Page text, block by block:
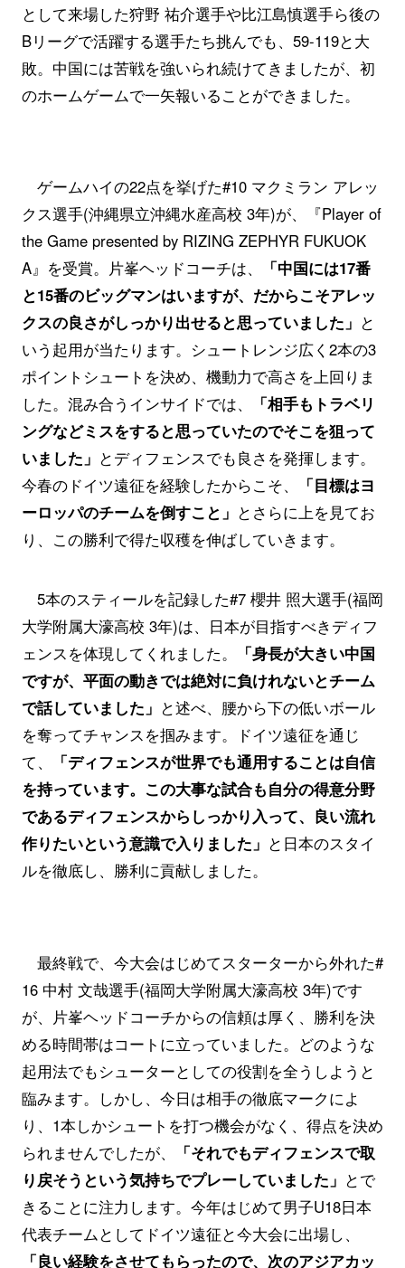
として来場した狩野 祐介選手や比江島慎選手ら後の
Bリーグで活躍する選手たち挑んでも、59-119と大
敗。中国には苦戦を強いられ続けてきましたが、初
のホームゲームで一矢報いることができました。
ゲームハイの22点を挙げた#10 マクミラン アレッ
クス選手(沖縄県立沖縄水産高校 3年)が、『Player of
the Game presented by RIZING ZEPHYR FUKUOK
A』を受賞。片峯ヘッドコーチは、
「中国には17番
と15番のビッグマンはいますが、だからこそアレッ
クスの良さがしっかり出せると思っていました」 と
いう起用が当たります。シュートレンジ広く2本の3
ポイントシュートを決め、機動力で高さを上回りま
した。混み合うインサイドでは、
「相手もトラベリ
ングなどミスをすると思っていたのでそこを狙って
いました」 とディフェンスでも良さを発揮します。
今春のドイツ遠征を経験したからこそ、
「目標はヨ
ーロッパのチームを倒すこと」 とさらに上を見てお
り、この勝利で得た収穫を伸ばしていきます。
5本のスティールを記録した#7 櫻井 照大選手(福岡
大学附属大濠高校 3年)は、日本が目指すべきディフ
ェンスを体現してくれました。
「身長が大きい中国
ですが、平面の動きでは絶対に負けれないとチーム
で話していました」 と述べ、腰から下の低いボール
を奪ってチャンスを掴みます。ドイツ遠征を通じ
て、
「ディフェンスが世界でも通用することは自信
を持っています。この大事な試合も自分の得意分野
であるディフェンスからしっかり入って、良い流れ
作りたいという意識で入りました」 と日本のスタイ
ルを徹底し、勝利に貢献しました。
最終戦で、今大会はじめてスターターから外れた#
16 中村 文哉選手(福岡大学附属大濠高校 3年)です
が、片峯ヘッドコーチからの信頼は厚く、勝利を決
める時間帯はコートに立っていました。どのような
起用法でもシューターとしての役割を全うしようと
臨みます。しかし、今日は相手の徹底マークによ
り、1本しかシュートを打つ機会がなく、得点を決め
られませんでしたが、
「それでもディフェンスで取
り戻そうという気持ちでプレーしていました」 とで
きることに注力します。今年はじめて男子U18日本
代表チームとしてドイツ遠征と今大会に出場し、
「良い経験をさせてもらったので、次のアジアカッ